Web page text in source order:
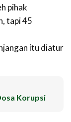
pihak
tapi 45
itu diatur
Korupsi